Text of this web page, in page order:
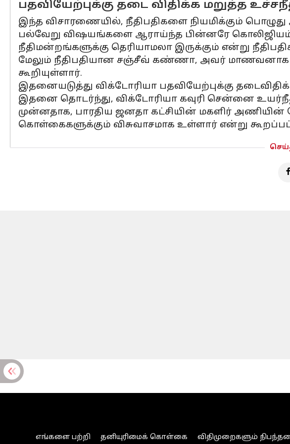
பதவியேற்புக்கு தடை விதிக்க மறுத்த
இந்த விசாரணையில், நீதிபதிகளை நியமிக்கும்
பல்வேறு விஷயங்களை ஆராய்ந்த பின்னரே கொலிஜியம்
நீதிமன்றங்களுக்கு தெரியாமலா இருக்கும் என்று
மேலும் நீதிபதியான சஞ்சீவ் கண்ணா, அவர் மாணவனாக
கூறியுள்ளார்.
இதனையடுத்து விக்டோரியா பதவியேற்புக்கு
இதனை தொடர்ந்து, விக்டோரியா கவுரி சென்னை
முன்னதாக, பாரதிய ஜனதா கட்சியின் மகளிர் அணியின்
கொள்கைகளுக்கும் விசுவாசமாக உள்ளார் என்று
எங்களை பற்றி தனியுரிமைக் கொள்கை விதிமுறைகளும்